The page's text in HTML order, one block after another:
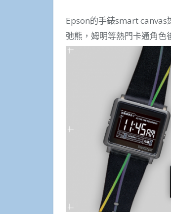
Epson的手錶smart canvas
弛熊，姆明等熱門卡通角色